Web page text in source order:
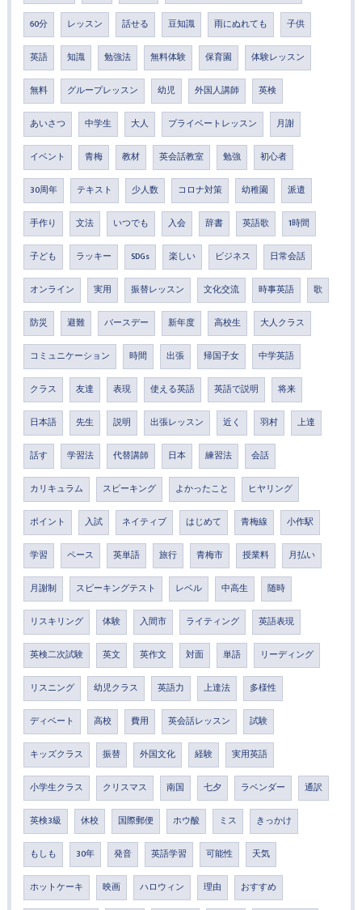
60分 レッスン 話せる 豆知識 雨にぬれても 子供
英語 知識 勉強法 無料体験 保育園 体験レッスン
無料 グループレッスン 幼児 外国人講師 英検
あいさつ 中学生 大人 プライベートレッスン 月謝
イベント 青梅 教材 英会話教室 勉強 初心者
30周年 テキスト 少人数 コロナ対策 幼稚園 派遣
手作り 文法 いつでも 入会 辞書 英語歌 1時間
子ども ラッキー SDGs 楽しい ビジネス 日常会話
オンライン 実用 振替レッスン 文化交流 時事英語 歌
防災 避難 バースデー 新年度 高校生 大人クラス
コミュニケーション 時間 出張 帰国子女 中学英語
クラス 友達 表現 使える英語 英語で説明 将来
日本語 先生 説明 出張レッスン 近く 羽村 上達
話す 学習法 代替講師 日本 練習法 会話
カリキュラム スピーキング よかったこと ヒヤリング
ポイント 入試 ネイティブ はじめて 青梅線 小作駅
学習 ペース 英単語 旅行 青梅市 授業料 月払い
月謝制 スピーキングテスト レベル 中高生 随時
リスキリング 体験 入間市 ライティング 英語表現
英検二次試験 英文 英作文 対面 単語 リーディング
リスニング 幼児クラス 英語力 上達法 多様性
ディベート 高校 費用 英会話レッスン 試験
キッズクラス 振替 外国文化 経験 実用英語
小学生クラス クリスマス 南国 七夕 ラベンダー 通訳
英検3級 休校 国際郵便 ホウ酸 ミス きっかけ
もしも 30年 発音 英語学習 可能性 天気
ホットケーキ 映画 ハロウィン 理由 おすすめ